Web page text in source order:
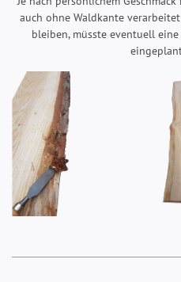
auch ohne Waldkante
bleiben, müsste eventuell